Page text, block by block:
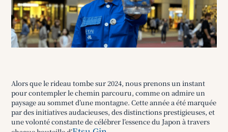
Alors que le rideau tombe sur 2024, nous prenons un instant
pour contempler le chemin parcouru, comme on admire un
paysage au sommet d’une montagne. Cette année a été marquée
par des initiatives audacieuses, des distinctions prestigieuses, et
une volonté constante de célébrer l’essence du Japon à travers